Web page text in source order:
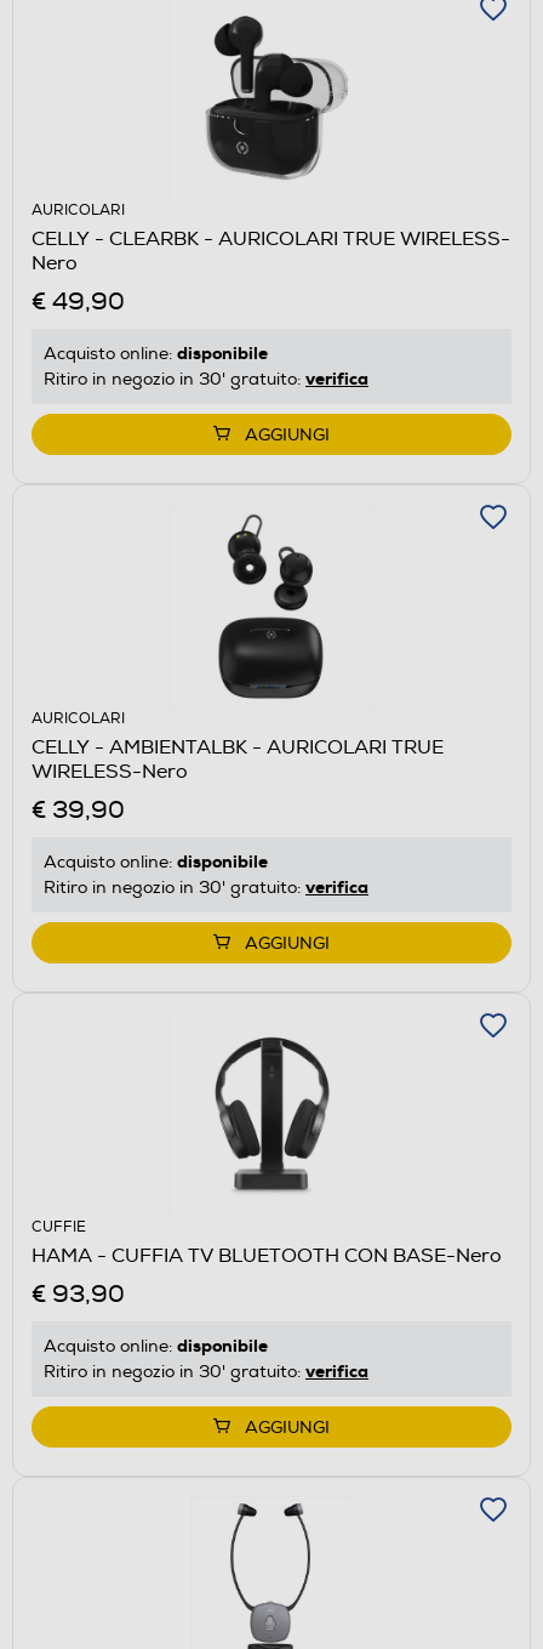
AURICOLARI
CELLY - CLEARBK - AURICOLARI TRUE WIRELESS-
Nero
€ 49,90
Acquisto online: disponibile
Ritiro in negozio in 30' gratuito: verifica
AGGIUNGI
AURICOLARI
CELLY - AMBIENTALBK - AURICOLARI TRUE
WIRELESS-Nero
€ 39,90
Acquisto online: disponibile
Ritiro in negozio in 30' gratuito: verifica
AGGIUNGI
CUFFIE
HAMA - CUFFIA TV BLUETOOTH CON BASE-Nero
€ 93,90
Acquisto online: disponibile
Ritiro in negozio in 30' gratuito: verifica
AGGIUNGI